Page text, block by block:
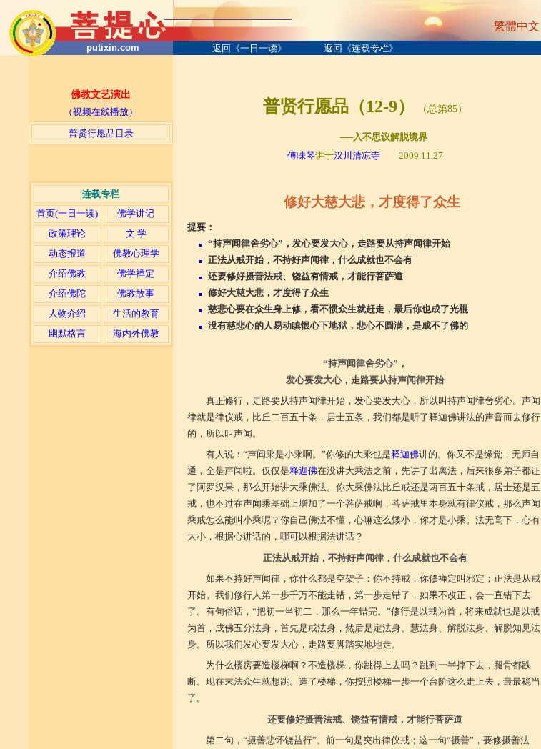
putixin.com 返回《一日一读》 返回《连载专栏》
佛教文艺演出
（视频在线播放）
普贤行愿品目录
连载专栏
首页(一日一读)
佛学讲记
政策理论
文 学
动态报道
佛教心理学
介绍佛教
佛学禅定
介绍佛陀
佛教故事
人物介绍
生活的教育
幽默格言
海内外佛教
普贤行愿品（12-9） （总第85）
──入不思议解脱境界
傅味琴讲于汉川清凉寺2009.11.27
修好大慈大悲，才度得了众生
提要：
■ “持声闻律舍劣心”，发心要发大心，走路要从持声闻律开始
■ 正法从戒开始，不持好声闻律，什么成就也不会有
■ 还要修好摄善法戒、饶益有情戒，才能行菩萨道
■ 修好大慈大悲，才度得了众生
■ 慈悲心要在众生身上修，看不惯众生就赶走，最后你也成了光棍
■ 没有慈悲心的人易动瞋恨心下地狱，悲心不圆满，是成不了佛的
“持声闻律舍劣心”，
发心要发大心，走路要从持声闻律开始
真正修行，走路要从持声闻律开始，发心要发大心，所以叫持声闻律舍劣心。声闻
律就是律仪戒，比丘二百五十条，居士五条，我们都是听了释迦佛讲法的声音而去修行
的，所以叫声闻。
有人说：“声闻乘是小乘啊。”你修的大乘也是释迦佛讲的。你又不是缘觉，无师自
通，全是声闻啦。仅仅是释迦佛在没讲大乘法之前，先讲了出离法，后来很多弟子都证
了阿罗汉果，那么开始讲大乘佛法。你大乘佛法比丘戒还是两百五十条戒，居士还是五
戒，也不过在声闻乘基础上增加了一个菩萨戒啊，菩萨戒里本身就有律仪戒，那么声闻
乘戒怎么能叫小乘呢？你自己佛法不懂，心嘛这么矮小，你才是小乘。法无高下，心有
大小，根据心讲话的，哪可以根据法讲话？
正法从戒开始，不持好声闻律，什么成就也不会有
如果不持好声闻律，你什么都是空架子：你不持戒，你修禅定叫邪定；正法是从戒
开始。我们修行人第一步千万不能走错，第一步走错了，如果不改正，会一直错下去
了。有句俗话，“把初一当初二，那么一年错完。”修行是以戒为首，将来成就也是以戒
为首，成佛五分法身，首先是戒法身，然后是定法身、慧法身、解脱法身、解脱知见法
身。所以我们发心要发大心，走路要脚踏实地地走。
为什么楼房要造楼梯啊？不造楼梯，你跳得上去吗？跳到一半摔下去，腿骨都跌
断。现在末法众生就想跳。造了楼梯，你按照楼梯一步一个台阶这么走上去，最最稳当
了。
还要修好摄善法戒、饶益有情戒，才能行菩萨道
第二句，“摄善悲怀饶益行”。前一句是突出律仪戒；这一句“摄善”，要修摄善法
繁體中文